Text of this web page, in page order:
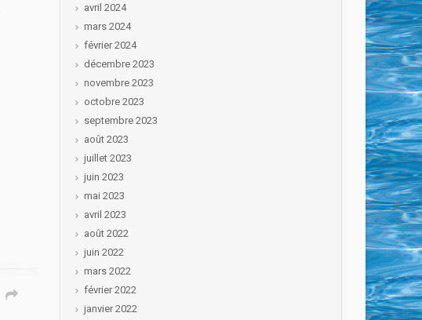
avril 2024
mars 2024
février 2024
décembre 2023
novembre 2023
octobre 2023
septembre 2023
août 2023
juillet 2023
juin 2023
mai 2023
avril 2023
août 2022
juin 2022
mars 2022
février 2022
janvier 2022